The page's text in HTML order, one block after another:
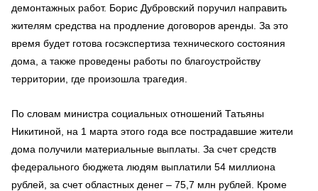
демонтажных работ. Борис Дубровский поручил направить
жителям средства на продление договоров аренды. За это
время будет готова госэкспертиза технического состояния
дома, а также проведены работы по благоустройству
территории, где произошла трагедия.
По словам министра социальных отношений Татьяны
Никитиной, на 1 марта этого года все пострадавшие жители
дома получили материальные выплаты. За счет средств
федерального бюджета людям выплатили 54 миллиона
рублей, за счет областных денег – 75,7 млн рублей. Кроме